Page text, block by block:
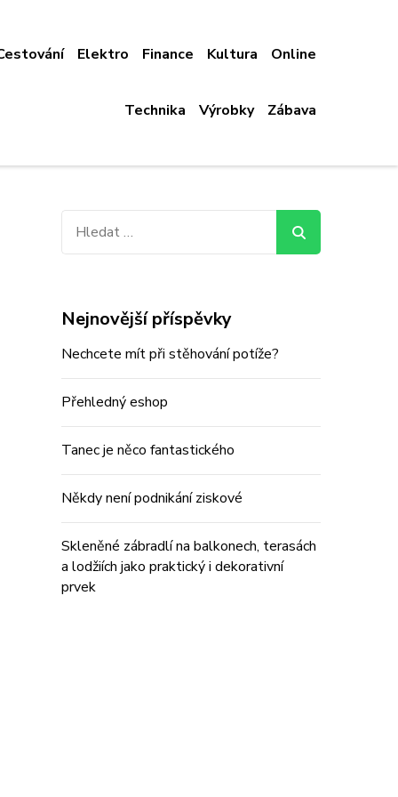
Elektro Finance Kultura Online
Technika Výrobky Zábava
Nejnovější příspěvky
Nechcete mít při stěhování potíže?
Přehledný eshop
Tanec je něco fantastického
Někdy není podnikání ziskové
Skleněné zábradlí na balkonech, terasách
a lodžiích jako praktický i dekorativní
prvek